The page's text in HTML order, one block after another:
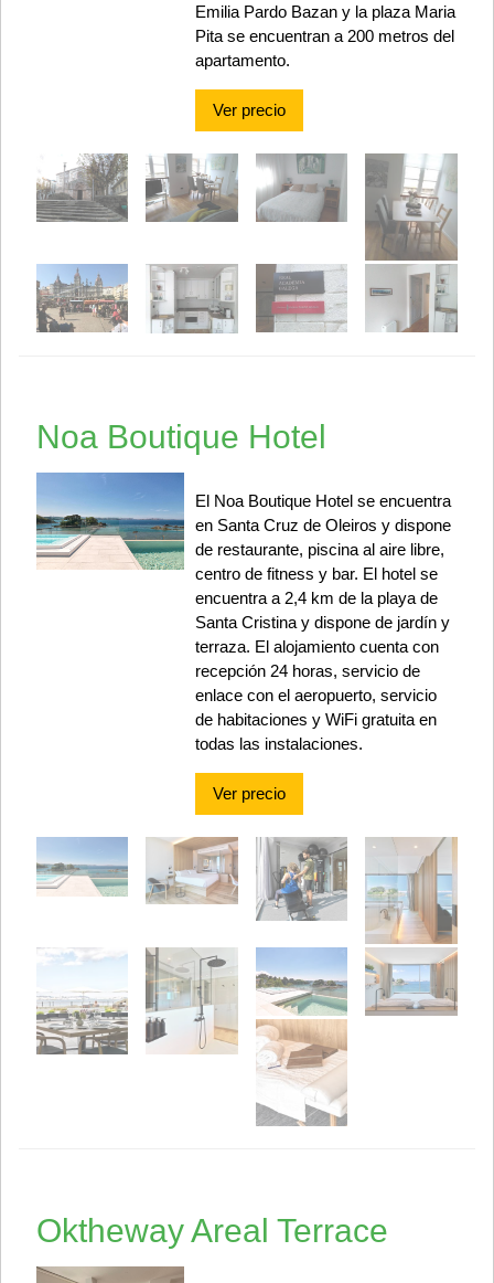
Emilia Pardo Bazan y la plaza Maria
Pita se encuentran a 200 metros del
apartamento.
Ver precio
Noa Boutique Hotel
El Noa Boutique Hotel se encuentra
en Santa Cruz de Oleiros y dispone
de restaurante, piscina al aire libre,
centro de fitness y bar. El hotel se
encuentra a 2,4 km de la playa de
Santa Cristina y dispone de jardín y
terraza. El alojamiento cuenta con
recepción 24 horas, servicio de
enlace con el aeropuerto, servicio
de habitaciones y WiFi gratuita en
todas las instalaciones.
Ver precio
Oktheway Areal Terrace